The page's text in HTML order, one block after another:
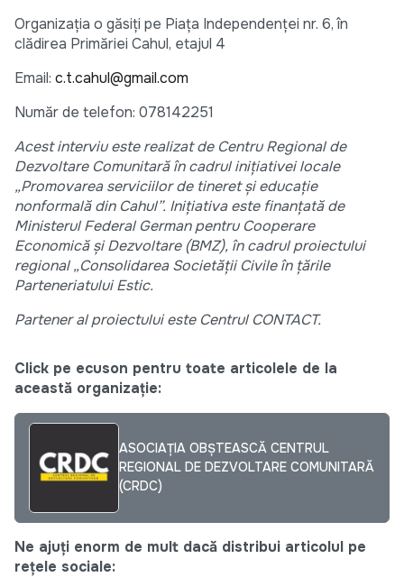
Organizația o găsiți pe Piața Independenței nr. 6, în
clădirea Primăriei Cahul, etajul 4
Email: c.t.cahul@gmail.com
Număr de telefon: 078142251
Acest interviu este realizat de Centru Regional de
Dezvoltare Comunitară în cadrul inițiativei locale
„Promovarea serviciilor de tineret și educație
nonformală din Cahul”. Inițiativa este finanțată de
Ministerul Federal German pentru Cooperare
Economică și Dezvoltare (BMZ), în cadrul proiectului
regional „Consolidarea Societății Civile în țările
Parteneriatului Estic.
Partener al proiectului este Centrul CONTACT.
Click pe ecuson pentru toate articolele de la
această organizație:
ASOCIAȚIA OBȘTEASCĂ CENTRUL
REGIONAL DE DEZVOLTARE COMUNITARĂ
(CRDC)
Ne ajuți enorm de mult dacă distribui articolul pe
rețele sociale: